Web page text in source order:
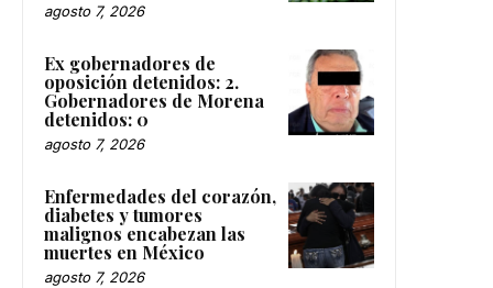
agosto 7, 2026
Ex gobernadores de
oposición detenidos: 2.
Gobernadores de Morena
detenidos: 0
agosto 7, 2026
Enfermedades del corazón,
diabetes y tumores
malignos encabezan las
muertes en México
agosto 7, 2026